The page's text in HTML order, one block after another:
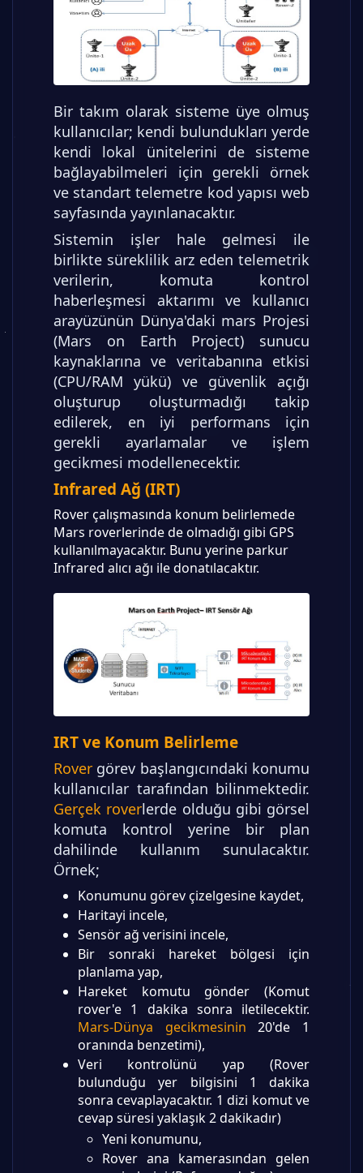
Bir takım olarak sisteme üye olmuş
kullanıcılar; kendi bulundukları yerde
kendi lokal ünitelerini de sisteme
bağlayabilmeleri için gerekli örnek
ve standart telemetre kod yapısı web
sayfasında yayınlanacaktır.
Sistemin işler hale gelmesi ile
birlikte süreklilik arz eden telemetrik
verilerin, komuta kontrol
haberleşmesi aktarımı ve kullanıcı
arayüzünün Dünya'daki mars Projesi
(Mars on Earth Project) sunucu
kaynaklarına ve veritabanına etkisi
(CPU/RAM yükü) ve güvenlik açığı
oluşturup oluşturmadığı takip
edilerek, en iyi performans için
gerekli ayarlamalar ve işlem
gecikmesi modellenecektir.
Infrared Ağ (IRT)
Rover çalışmasında konum belirlemede
Mars roverlerinde de olmadığı gibi GPS
kullanılmayacaktır. Bunu yerine parkur
Infrared alıcı ağı ile donatılacaktır.
IRT ve Konum Belirleme
Rover görev başlangıcındaki konumu
kullanıcılar tarafından bilinmektedir.
Gerçek roverlerde olduğu gibi görsel
komuta kontrol yerine bir plan
dahilinde kullanım sunulacaktır.
Örnek;
Konumunu görev çizelgesine kaydet,
Haritayi incele,
Sensör ağ verisini incele,
Bir sonraki hareket bölgesi için
planlama yap,
Hareket komutu gönder (Komut
rover'e 1 dakika sonra iletilecektir.
Mars-Dünya gecikmesinin 20'de 1
oranında benzetimi),
Veri kontrolünü yap (Rover
bulunduğu yer bilgisini 1 dakika
sonra cevaplayacaktır. 1 dizi komut ve
cevap süresi yaklaşık 2 dakikadır)
Yeni konumunu,
Rover ana kamerasından gelen